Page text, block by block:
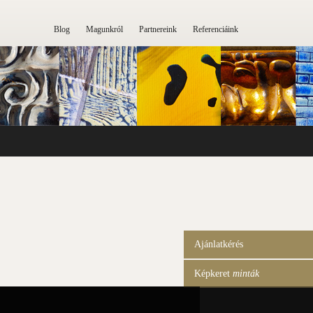
Blog Magunkról Partnereink Referenciáink
Ajánlatkérés
Képkeret minták